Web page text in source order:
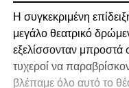
Η συγκεκριμένη
μεγάλο θεατρικό
εξελίσσονταν
τυχεροί να
βλέπαμε όλο αυτό το